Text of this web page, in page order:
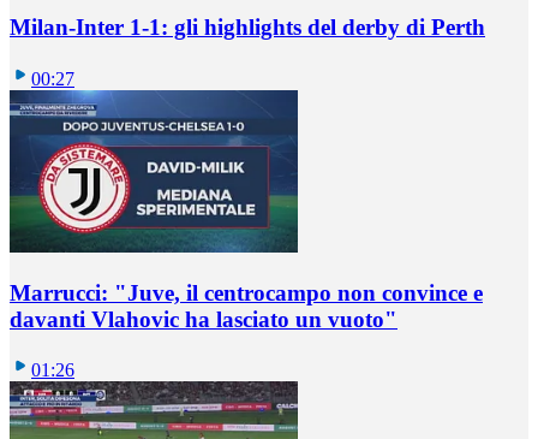
Milan-Inter 1-1: gli highlights del derby di Perth
00:27
Marrucci: "Juve, il centrocampo non convince e
davanti Vlahovic ha lasciato un vuoto"
01:26